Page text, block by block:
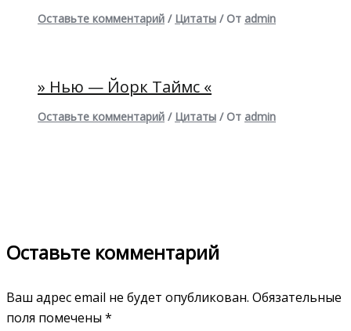
Оставьте комментарий / Цитаты / От admin
» Нью — Йорк Таймс «
Оставьте комментарий / Цитаты / От admin
Оставьте комментарий
Ваш адрес email не будет опубликован. Обязательные
поля помечены *